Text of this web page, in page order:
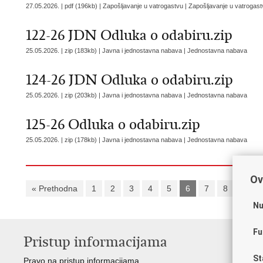
27.05.2026. | pdf (196kb) | Zapošljavanje u vatrogastvu | Zapošljavanje u
122-26 JDN Odluka o odabiru.zip
25.05.2026. | zip (183kb) | Javna i jednostavna nabava | Jednostavna nabava
124-26 JDN Odluka o odabiru.zip
25.05.2026. | zip (203kb) | Javna i jednostavna nabava | Jednostavna nabava
125-26 Odluka o odabiru.zip
25.05.2026. | zip (178kb) | Javna i jednostavna nabava | Jednostavna nabava
« Prethodna 1 2 3 4 5 6 7 8
Pristup informacijama
Pravo na pristup informacijama